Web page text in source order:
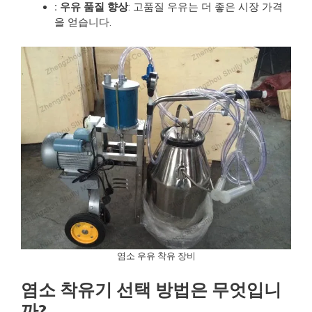
: 우유 품질 향상: 고품질 우유는 더 좋은 시장 가격
을 얻습니다.
염소 우유 착유 장비
염소 착유기 선택 방법은 무엇입니